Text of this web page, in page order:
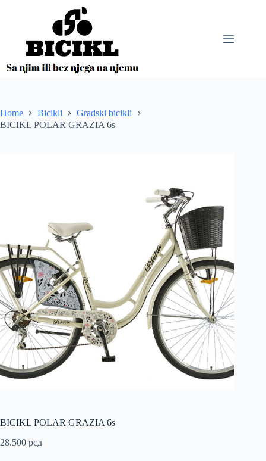
Home Bicikli
Gradski bicikli
BICIKL POLAR GRAZIA 6s
BICIKL POLAR GRAZIA 6s
28.500 рсд